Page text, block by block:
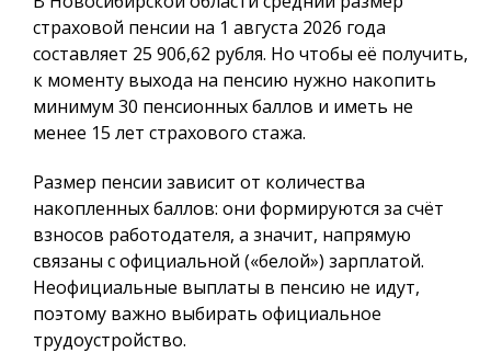
страховой пенсии на 1 августа 2026 года
составляет 25 906,62 рубля. Но чтобы её получить,
к моменту выхода на пенсию нужно накопить
минимум 30 пенсионных баллов и иметь не
менее 15 лет страхового стажа.
Размер пенсии зависит от количества
накопленных баллов: они формируются за счёт
взносов работодателя, а значит, напрямую
связаны с официальной («белой») зарплатой.
Неофициальные выплаты в пенсию не идут,
поэтому важно выбирать официальное
трудоустройство.